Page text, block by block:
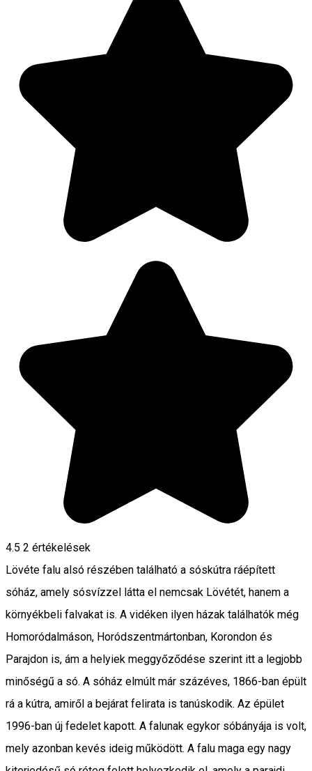
4.5 2 értékelések
Lövéte falu alsó részében található a sóskútra ráépített
sóház, amely sósvízzel látta el nemcsak Lövétét, hanem a
környékbeli falvakat is. A vidéken ilyen házak találhatók még
Homoródalmáson, Horódszentmártonban, Korondon és
Parajdon is, ám a helyiek meggyőződése szerint itt a legjobb
minőségű a só. A sóház elmúlt már százéves, 1866-ban épült
rá a kútra, amiről a bejárat felirata is tanúskodik. Az épület
1996-ban új fedelet kapott. A falunak egykor sóbányája is volt,
mely azonban kevés ideig működött. A falu maga egy nagy